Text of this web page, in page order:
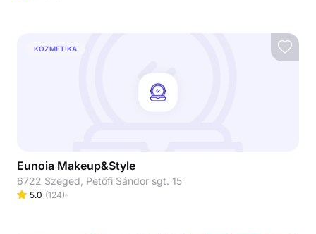
KOZMETIKA
Eunoia Makeup&Style
6722 Szeged, Petőfi Sándor sgt. 15
5.0 (124)